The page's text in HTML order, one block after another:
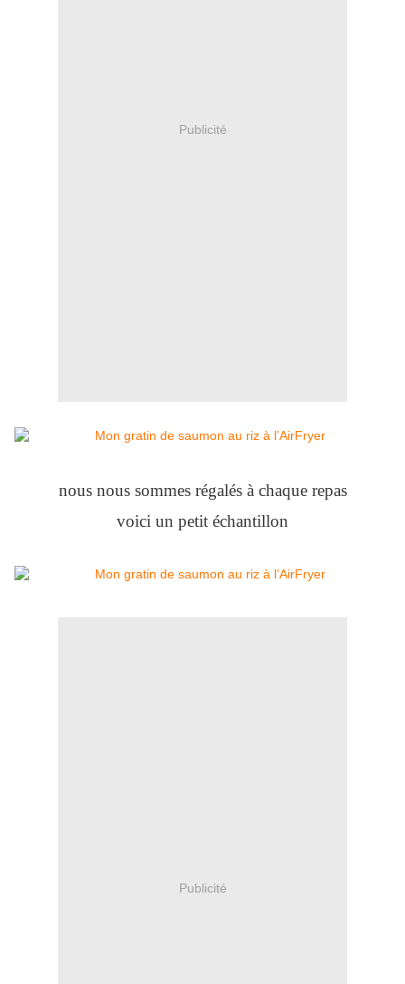
Publicité
nous nous sommes régalés à chaque repas
voici un petit échantillon
Publicité